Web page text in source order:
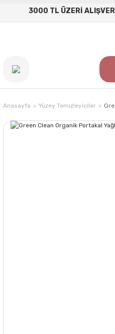
3000 TL ÜZERİ
Anasayfa Yüzey Temizleyiciler